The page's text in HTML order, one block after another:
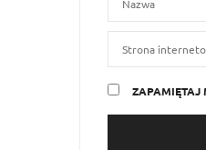
ZAPAMIĘTAJ